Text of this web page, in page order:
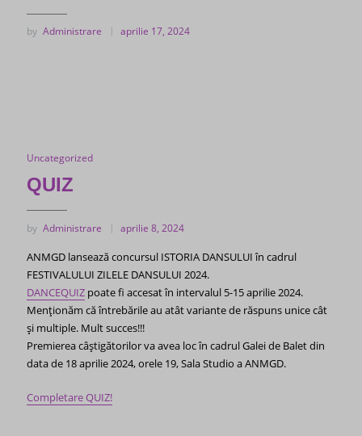
by Administrare aprilie 17, 2024
Uncategorized
QUIZ
by Administrare aprilie 8, 2024
ANMGD lansează concursul ISTORIA DANSULUI în cadrul
FESTIVALULUI ZILELE DANSULUI 2024.
DANCEQUIZpoate fi accesat în intervalul 5-15 aprilie 2024.
Menționăm că întrebările au atât variante de răspuns unice cât
și multiple. Mult succes!!!
Premierea câștigătorilor va avea loc în cadrul Galei de Balet din
data de 18 aprilie 2024, orele 19, Sala Studio a ANMGD.
Completare QUIZ!